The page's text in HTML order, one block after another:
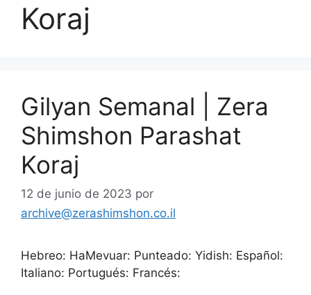
Koraj
Gilyan Semanal | Zera
Shimshon Parashat
Koraj
12 de junio de 2023 por
archive@zerashimshon.co.il
Hebreo: HaMevuar: Punteado: Yidish: Español:
Italiano: Portugués: Francés: